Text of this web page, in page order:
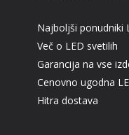
Najboljši ponudniki
Več o LED svetilih
Garancija na vse
Cenovno ugodna
Hitra dostava